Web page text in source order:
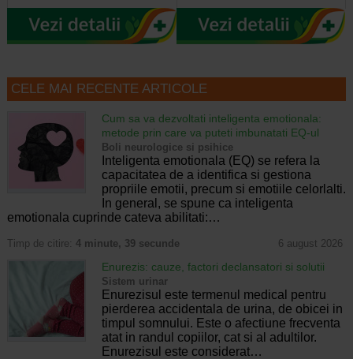
CELE MAI RECENTE ARTICOLE
Cum sa va dezvoltati inteligenta emotionala:
metode prin care va puteti imbunatati EQ-ul
Boli neurologice si psihice
Inteligenta emotionala (EQ) se refera la
capacitatea de a identifica si gestiona
propriile emotii, precum si emotiile celorlalti.
In general, se spune ca inteligenta
emotionala cuprinde cateva abilitati:…
Timp de citire: 4 minute, 39 secunde 6 august 2026
Enurezis: cauze, factori declansatori si solutii
Sistem urinar
Enurezisul este termenul medical pentru
pierderea accidentala de urina, de obicei in
timpul somnului. Este o afectiune frecventa
atat in randul copiilor, cat si al adultilor.
Enurezisul este considerat…